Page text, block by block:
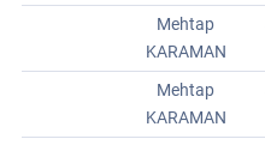
Mehtap
KARAMAN
Mehtap
KARAMAN